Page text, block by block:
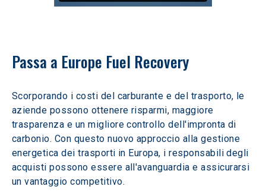
Passa a Europe Fuel Recovery
Scorporando i costi del carburante e del trasporto, le
aziende possono ottenere risparmi, maggiore
trasparenza e un migliore controllo dell'impronta di
carbonio. Con questo nuovo approccio alla gestione
energetica dei trasporti in Europa, i responsabili degli
acquisti possono essere all'avanguardia e assicurarsi
un vantaggio competitivo.